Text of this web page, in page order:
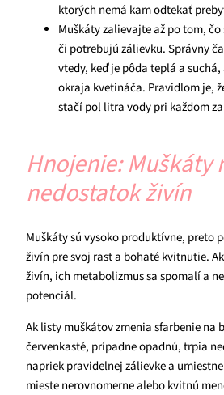
ktorých nemá kam odtekať
Muškáty zalievajte až po tom,
či potrebujú zálievku. Správny
vtedy, keď je pôda teplá a
okraja kvetináča. Pravidlom je,
stačí pol litra vody pri každom
Hnojenie: Muškáty
nedostatok živín
Muškáty sú vysoko produktívne, preto
živín pre svoj rast a bohaté kvitnutie.
živín, ich metabolizmus sa spomalí a
potenciál.
Ak listy muškátov zmenia sfarbenie na
červenkasté, prípadne opadnú, trpia
napriek pravidelnej zálievke a
mieste nerovnomerne alebo kvitnú